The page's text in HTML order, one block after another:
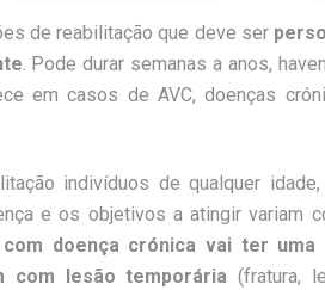
de reabilitação que deve ser
. Pode durar semanas a anos,
em casos de AVC, doenças
indivíduos de qualquer
e os objetivos a atingir variam
doença crónica vai ter
com lesão temporária (fratura,